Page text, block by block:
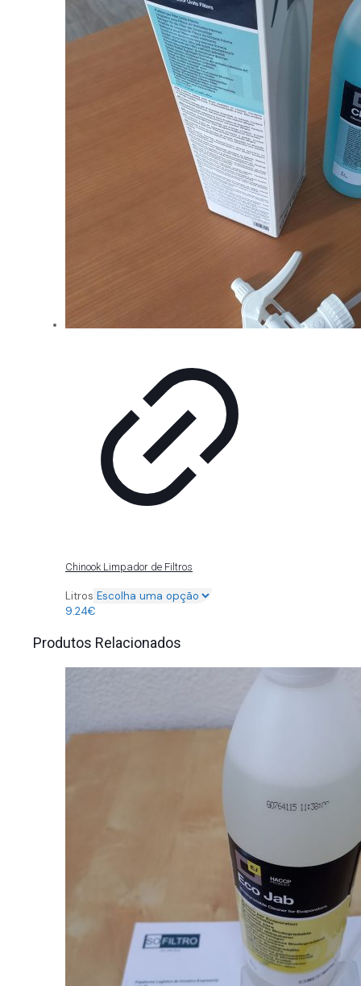
Chinook Limpador de Filtros
Litros
9.24€
Produtos Relacionados